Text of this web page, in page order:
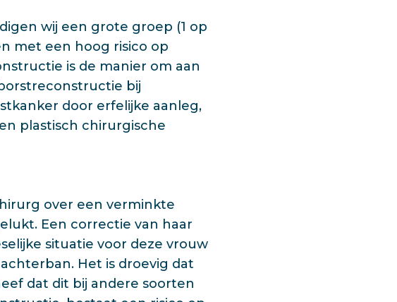
wij een grote groep (1 op
met een hoog risico op
is de manier om aan
bij
door erfelijke aanleg,
plastisch chirurgische
over een verminkte
Een correctie van haar
situatie voor deze vrouw
Het is droevig dat
dat dit bij andere soorten